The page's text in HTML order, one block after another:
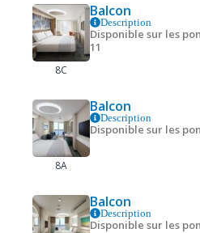
8C
Balcon
Description
Disponible sur les
11
8A
Balcon
Description
Disponible sur les
Balcon
Description
Disponible sur les